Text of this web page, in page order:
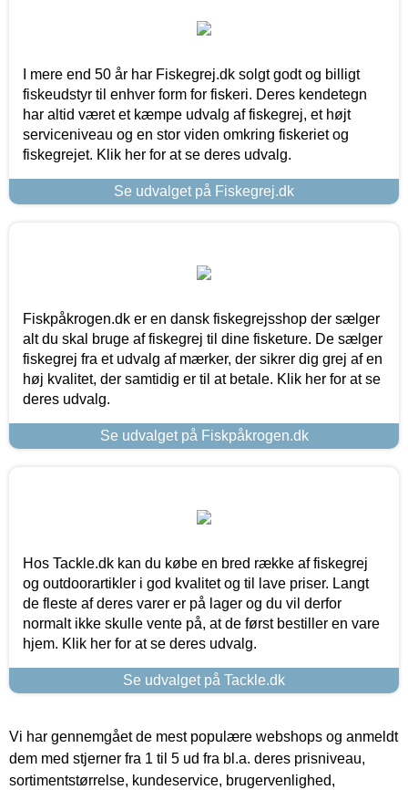
I mere end 50 år har Fiskegrej.dk solgt godt og billigt
fiskeudstyr til enhver form for fiskeri. Deres kendetegn
har altid været et kæmpe udvalg af fiskegrej, et højt
serviceniveau og en stor viden omkring fiskeriet og
fiskegrejet. Klik her for at se deres udvalg.
Se udvalget på Fiskegrej.dk
Fiskpåkrogen.dk er en dansk fiskegrejsshop der sælger
alt du skal bruge af fiskegrej til dine fisketure. De sælger
fiskegrej fra et udvalg af mærker, der sikrer dig grej af en
høj kvalitet, der samtidig er til at betale. Klik her for at se
deres udvalg.
Se udvalget på Fiskpåkrogen.dk
Hos Tackle.dk kan du købe en bred række af fiskegrej
og outdoorartikler i god kvalitet og til lave priser. Langt
de fleste af deres varer er på lager og du vil derfor
normalt ikke skulle vente på, at de først bestiller en vare
hjem. Klik her for at se deres udvalg.
Se udvalget på Tackle.dk
Vi har gennemgået de mest populære webshops og anmeldt
dem med stjerner fra 1 til 5 ud fra bl.a. deres prisniveau,
sortimentstørrelse, kundeservice, brugervenlighed,